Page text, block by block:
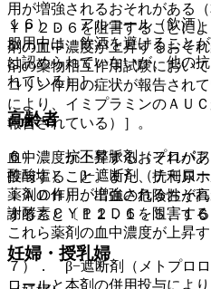
１６）． アルコール（飲酒
服用中は、飲酒を避けること
は認められていないが、他の
れている）］。
高齢者
血中濃度が上昇するおそれが
投与すること。また、抗利尿
ＩＡＤＨ）、出血の危険性が
すること〔１１．１．５、１
妊婦・授乳婦
用が増強されるおそれがある
ＹＰ２Ｄ６を阻害することに
剤の血中濃度が上昇するおそ
剤の薬物相互作用試験におい
コリン作用の症状が報告され
により、イミプラミンのＡＵ
報告されている）］。
６）． 抗不整脈剤（プロパ
酢酸塩）、β−遮断剤（チモロ
薬剤の作用が増強されるおそ
謝酵素ＣＹＰ２Ｄ６を阻害す
これら薬剤の血中濃度が上昇
７）． β−遮断剤（メトプロ
ロールと本剤の併用投与によ